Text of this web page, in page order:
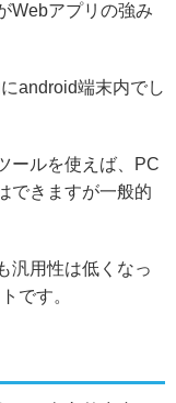
Webアプリの強み
android端末内でし
ールを使えば、PC
できますが一般的
汎用性は低くなっ
です。